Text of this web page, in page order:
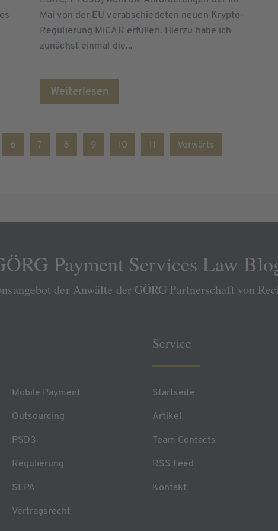
Mai von der EU verabschiedeten neuen Krypto-
Regulierung MiCAR erfüllen. Hierzu habe ich
zunächst einmal die...
Weiterlesen
6 7 8 9 10 11 Vorwärts
Payment Services Law
der Anwälte der GÖRG Partnerschaft von
Mobile Payment
Outsourcing
PSD3
Regulierung
SEPA
Vertragsrecht
Service
Startseite
Artikel
Team Contacts
RSS Feed
Kontakt